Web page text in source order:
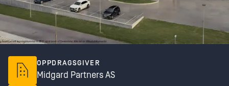
OPPDRAGSGIVER
Midgard Partners AS